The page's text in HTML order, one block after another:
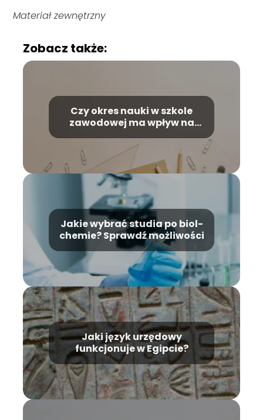
Materiał zewnętrzny
Zobacz także:
Czy okres nauki w szkole
zawodowej ma wpływ na
Jakie wybrać studia po biol-
chemie? Sprawdź możliwości
Jaki język urzędowy
funkcjonuje w Egipcie?